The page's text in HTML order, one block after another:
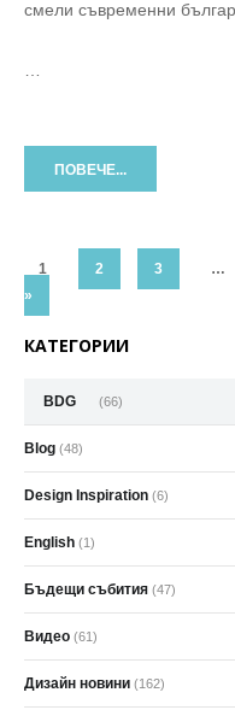
смели съвременни
ПОВЕЧЕ...
1 2 3 …
»
КАТЕГОРИИ
BDG (66)
Blog (48)
Design Inspiration (6)
English (1)
Бъдещи събития (47)
Видео (61)
Дизайн новини (162)